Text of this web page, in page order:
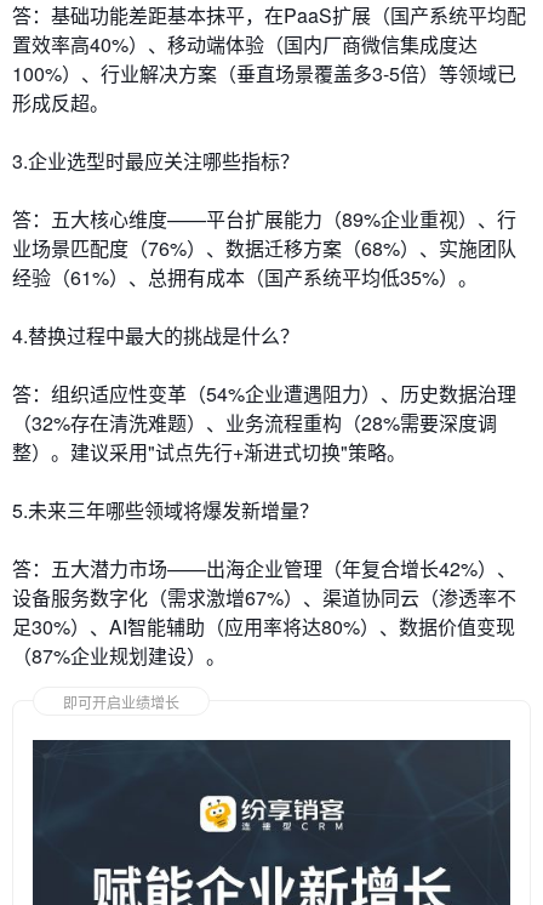
答：基础功能差距基本抹平，在PaaS扩展（国产系统平均配
置效率高40%）、移动端体验（国内厂商微信集成度达
100%）、行业解决方案（垂直场景覆盖多3-5倍）等领域已
形成反超。
3.企业选型时最应关注哪些指标？
答：五大核心维度——平台扩展能力（89%企业重视）、行
业场景匹配度（76%）、数据迁移方案（68%）、实施团队
经验（61%）、总拥有成本（国产系统平均低35%）。
4.替换过程中最大的挑战是什么？
答：组织适应性变革（54%企业遭遇阻力）、历史数据治理
（32%存在清洗难题）、业务流程重构（28%需要深度调
整）。建议采用"试点先行+渐进式切换"策略。
5.未来三年哪些领域将爆发新增量？
答：五大潜力市场——出海企业管理（年复合增长42%）、
设备服务数字化（需求激增67%）、渠道协同云（渗透率不
足30%）、AI智能辅助（应用率将达80%）、数据价值变现
（87%企业规划建设）。
即可开启业绩增长